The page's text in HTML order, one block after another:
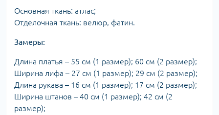
Основная ткань: атлас;
Отделочная ткань: велюр, фатин.
Замеры:
Длина платья – 55 см (1 размер); 60 см (2 размер);
Ширина лифа – 27 см (1 размер); 29 см (2 размер);
Длина рукава – 16 см (1 размер); 17 см (2 размер);
Ширина штанов – 40 см (1 размер); 42 см (2
размер);